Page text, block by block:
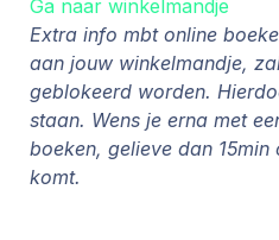
Ga naar winkelmandje
Extra info mbt online
aan jouw winkelmandje,
geblokeerd worden.
staan. Wens je erna met
boeken, gelieve dan
komt.